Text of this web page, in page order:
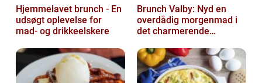
Hjemmelavet brunch - En
udsøgt oplevelse for
mad- og drikkeelskere
Brunch Valby: Nyd en
overdådig morgenmad i
det charmerende